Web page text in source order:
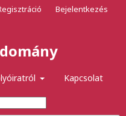
Kapcsolat
Bejelentkezés